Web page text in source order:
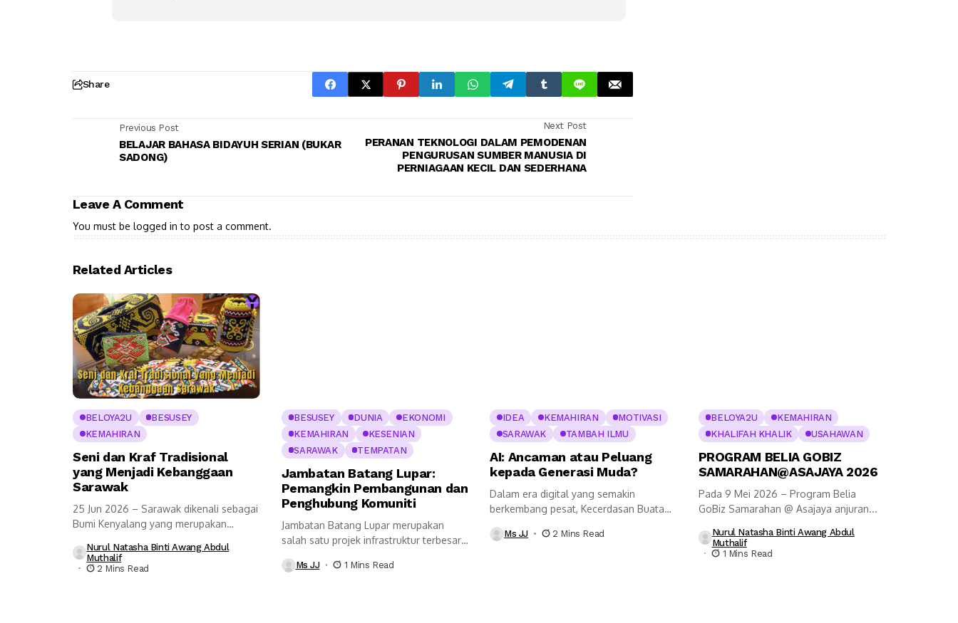
Share
Previous Post
BELAJAR BAHASA BIDAYUH SERIAN (BUKAR
SADONG)
Next Post
PERANAN TEKNOLOGI DALAM PEMODENAN
PENGURUSAN SUMBER MANUSIA DI
PERNIAGAAN KECIL DAN SEDERHANA
Leave A Comment
You must be logged in to post a comment.
Related Articles
BELOYA2U
BESUSEY
KEMAHIRAN
Seni dan Kraf Tradisional
yang Menjadi Kebanggaan
Sarawak
25 Jun 2026 – Sarawak dikenali sebagai
Bumi Kenyalang yang merupakan
Nurul Natasha Binti Awang Abdul
Muthalif
2 Mins Read
BESUSEY DUNIA
EKONOMI
KEMAHIRAN
KESENIAN
SARAWAK
TEMPATAN
Jambatan Batang Lupar:
Pemangkin Pembangunan dan
Penghubung Komuniti
Jambatan Batang Lupar merupakan
salah satu projek infrastruktur terbesar
Ms JJ 1 Mins Read
IDEA KEMAHIRAN
MOTIVASI
SARAWAK
TAMBAH ILMU
AI: Ancaman atau Peluang
kepada Generasi Muda?
Dalam era digital yang semakin
berkembang pesat, Kecerdasan Buatan
Ms JJ 2 Mins Read
BELOYA2U
KEMAHIRAN
KHALIFAH KHALIK
USAHAWAN
PROGRAM BELIA GOBIZ
SAMARAHAN@ASAJAYA 2026
Pada 9 Mei 2026 – Program Belia
GoBiz Samarahan @ Asajaya anjuran...
Nurul Natasha Binti Awang Abdul
Muthalif
1 Mins Read